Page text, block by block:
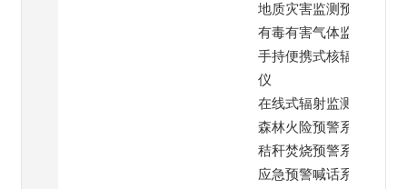
地质灾害监测预警系统
有毒有害气体监测
手持便携式核辐射检测
仪
在线式辐射监测仪
森林火险预警系统
秸秆焚烧预警系统
应急预警喊话系统